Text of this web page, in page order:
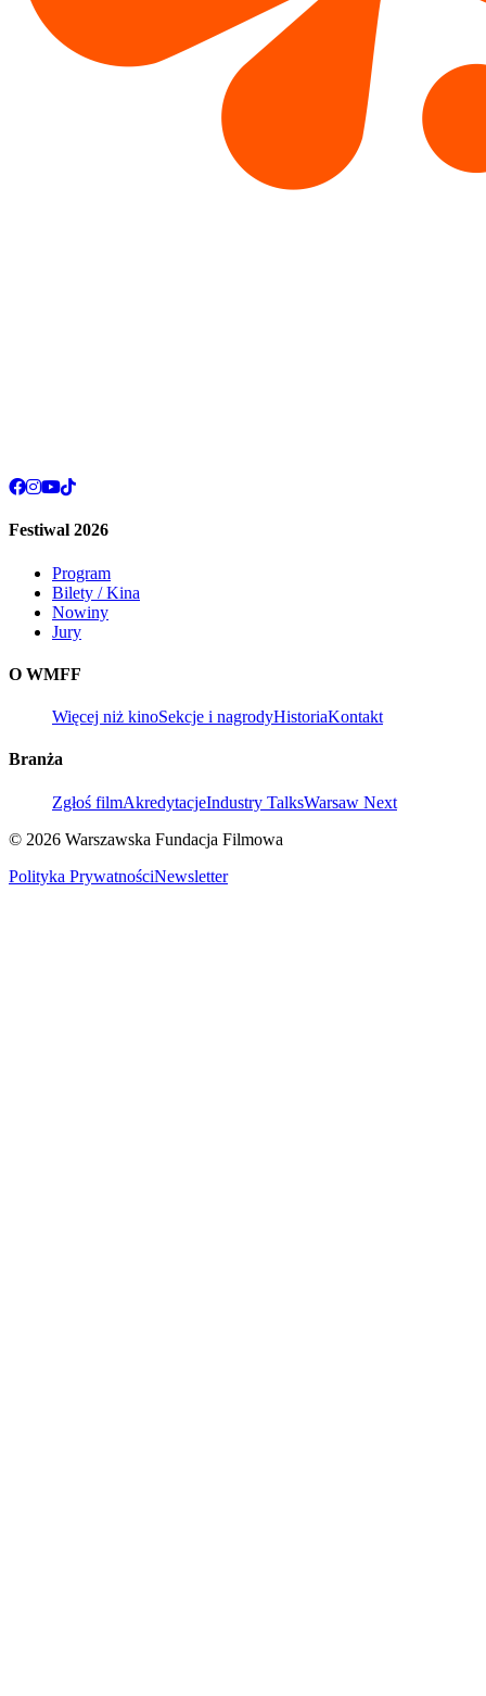
Festiwal 2026
Program
Bilety / Kina
Nowiny
Jury
O WMFF
Więcej niż kinoSekcje i nagrodyHistoriaKontakt
Branża
Zgłoś filmAkredytacjeIndustry TalksWarsaw Next
© 2026 Warszawska Fundacja Filmowa
Polityka PrywatnościNewsletter